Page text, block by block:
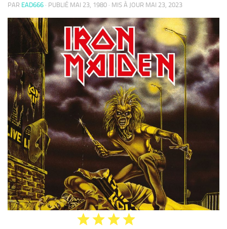
PAR EAD666 · PUBLIÉ MAI 23, 1980 · MIS À JOUR MAI 23, 2023